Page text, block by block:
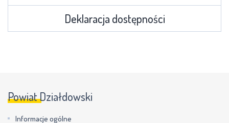
Deklaracja dostępności
Powiat Działdowski
Informacje ogólne